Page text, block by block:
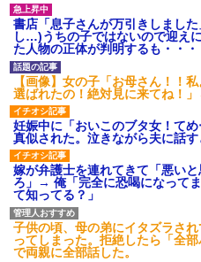
書店「息子さんが万引きしまし
し…)うちの子ではないので迎え
た人物の正体が判明するも・・・
【画像】女の子「お母さん！！
選ばれたの！絶対見に来てね！
妊娠中に「おいこのブタ女！て
真似された。泣きながら夫に話
嫁が弁護士を連れてきて「悪い
ろ」→ 俺「完全に恐喝になって
て知ってる？」
子供の頃、母の弟にイタズラさ
ってしまった。拒絶したら「全
で両親に全部話した。